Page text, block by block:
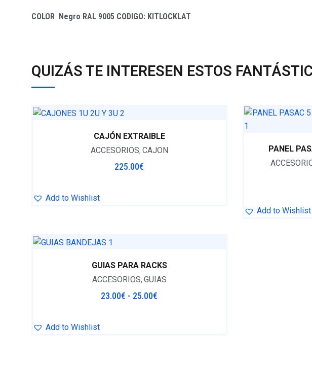
COLOR Negro RAL 9005 CODIGO: KITLOCKLAT
QUIZÁS TE INTERESEN ESTOS
CAJÓN EXTRAIBLE
ACCESORIOS, CAJON
225.00€
Add to Wishlist
PANEL
Add to Wishlist
GUIAS PARA RACKS
ACCESORIOS, GUIAS
23.00€ - 25.00€
Add to Wishlist